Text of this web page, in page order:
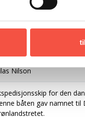
brt
Nilson
for den
båten gav namnet